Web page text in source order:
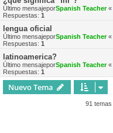
Último mensajeporSpanish Teacher«
Respuestas: 1
lengua oficial
Último mensajeporSpanish Teacher«
Respuestas: 1
latinoamerica?
Último mensajeporSpanish Teacher«
Respuestas: 1
Nuevo Tema
91 temas